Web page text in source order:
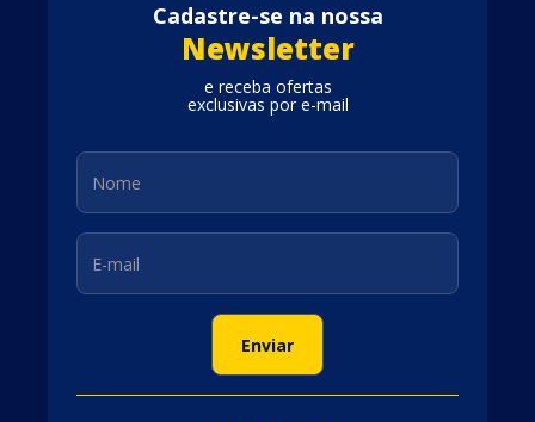
Cadastre-se na nossa
Newsletter
e receba ofertas
exclusivas por e-mail